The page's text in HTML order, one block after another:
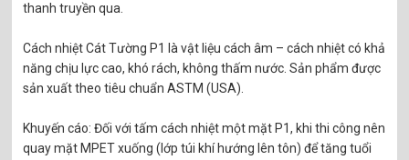
thanh truyền qua.
Cách nhiệt Cát Tường P1 là vật liệu cách âm – cách nhiệt có khả
năng chịu lực cao, khó rách, không thấm nước. Sản phẩm được
sản xuất theo tiêu chuẩn ASTM (USA).
Khuyến cáo: Đối với tấm cách nhiệt một mặt P1, khi thi công nên
quay mặt MPET xuống (lớp túi khí hướng lên tôn) để tăng tuổi